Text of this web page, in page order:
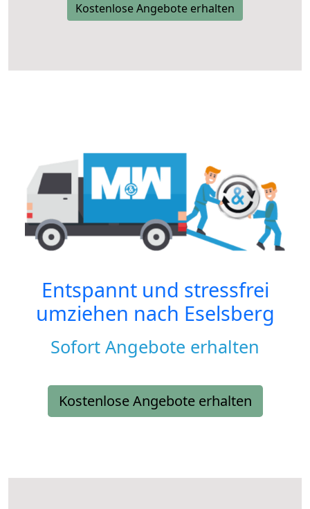
Kostenlose Angebote erhalten
Entspannt und stressfrei
umziehen nach Eselsberg
Sofort Angebote erhalten
Kostenlose Angebote erhalten